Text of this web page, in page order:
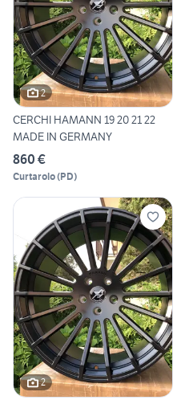
2
CERCHI HAMANN 19 20 21 22
MADE IN GERMANY
860 €
Curtarolo(PD)
2